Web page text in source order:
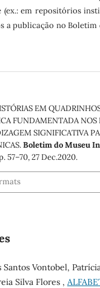
em repositórios
a publicação no
EM
FUNDAMENTADA NOS
SIGNIFICATIVA
Boletim do Museu
57–70, 27 Dec.2020.
Vontobel,
Silva Flores ,